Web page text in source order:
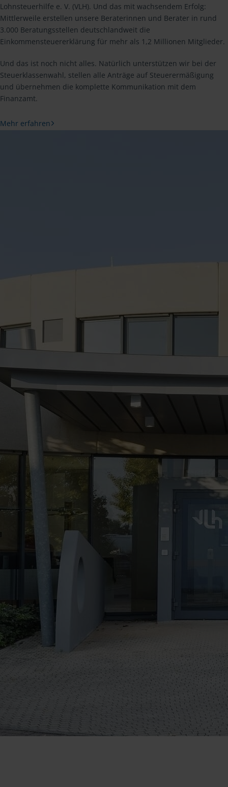
Lohnsteuerhilfe e. V. (VLH). Und das mit wachsendem Erfolg:
Mittlerweile erstellen unsere Beraterinnen und Berater in rund
3.000 Beratungsstellen deutschlandweit die
Einkommensteuererklärung für mehr als 1,2 Millionen Mitglieder.
Und das ist noch nicht alles. Natürlich unterstützen wir bei der
Steuerklassenwahl, stellen alle Anträge auf Steuerermäßigung
und übernehmen die komplette Kommunikation mit dem
Finanzamt.
Mehr erfahren